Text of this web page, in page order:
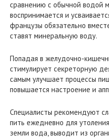
сравнению с обычной водой
воспринимается и
французы обязательно
ставят минеральную воду.
Попадая в желудочно-
стимулирует секреторную
самым улучшает процессы
повышается настроение и
Специалисты рекомендуют
пить ежедневно для
земли вода, выводит из